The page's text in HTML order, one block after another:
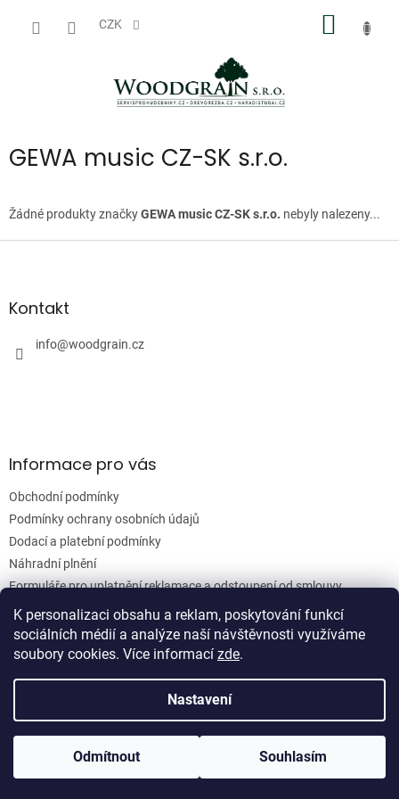
K personalizaci obsahu a reklam, poskytování funkcí
sociálních médií a analýze naší návštěvnosti využíváme
soubory cookies. Více informací zde.
Nastavení
Odmítnout Souhlasím
CZK
GEWA music CZ-SK s.r.o.
Žádné produkty značkyGEWA music CZ-SK s.r.o. nebyly nalezeny...
Z
aKontakt
info@woodgrain.cz
Informace pro vás
Obchodní podmínky
Podmínky ochrany osobních údajů
Dodací a platební podmínky
Náhradní plnění
Formuláře pro uplatnění reklamace a odstoupení od smlouvy
Moje objednávka
Woodgrain s.r.o.
Upravit nastavení cookies